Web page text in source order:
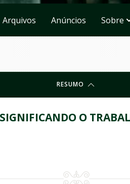
Arquivos Anúncios Sobre
RESUMO
O